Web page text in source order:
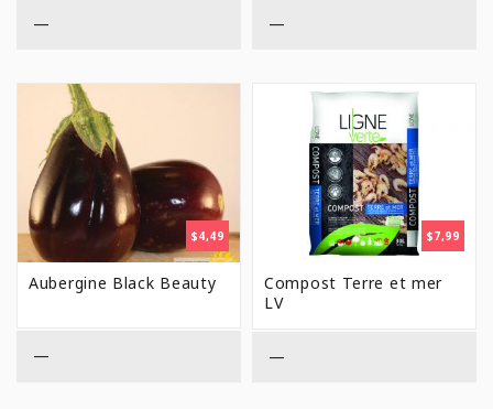
— —
$4,49
Aubergine Black Beauty
—
$7,99
Compost Terre et mer
LV
—